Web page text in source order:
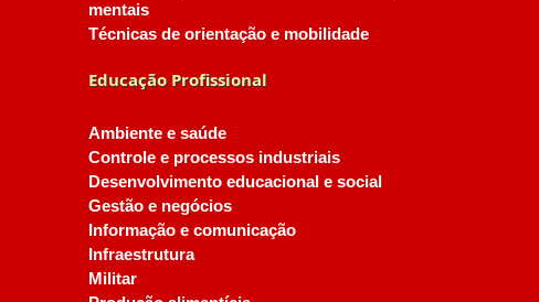
mentais
Técnicas de orientação e mobilidade
Educação Profissional
Ambiente e saúde
Controle e processos industriais
Desenvolvimento educacional e social
Gestão e negócios
Informação e comunicação
Infraestrutura
Militar